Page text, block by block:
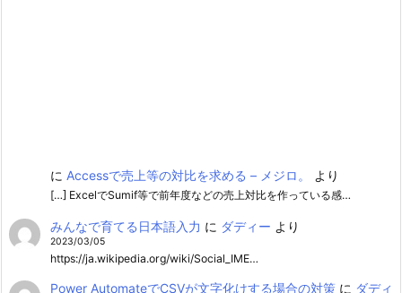
に Accessで売上等の対比を求める – メジロ。 より
[…] ExcelでSumif等で前年度などの売上対比を作っている感…
みんなで育てる日本語入力 に ダディー より
2023/03/05
https://ja.wikipedia.org/wiki/Social_IME…
Power AutomateでCSVが文字化けする場合の対策に ダディ